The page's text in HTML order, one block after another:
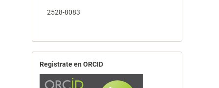
2528-8083
Registrate en ORCID